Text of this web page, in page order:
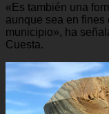
«Es también una
aunque sea en fines
municipio», ha
Cuesta.